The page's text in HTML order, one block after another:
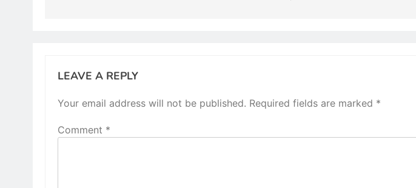
LEAVE A REPLY
Your email address will not be published. Required fields are marked *
Comment *